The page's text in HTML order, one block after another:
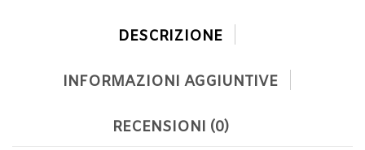
DESCRIZIONE
INFORMAZIONI AGGIUNTIVE
RECENSIONI (0)